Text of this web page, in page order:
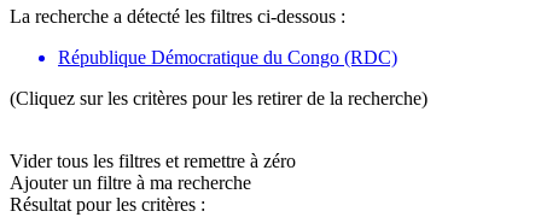
La recherche a détecté les filtres ci-dessous :
République Démocratique du Congo (RDC)
(Cliquez sur les critères pour les retirer de la recherche)
Vider tous les filtres et remettre à zéro
Ajouter un filtre à ma recherche
Résultat pour les critères :